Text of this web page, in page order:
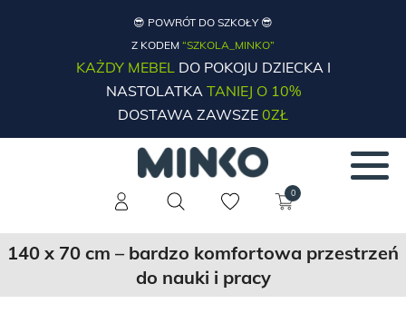
😎 POWRÓT DO SZKOŁY 😎
Z KODEM “SZKOLA_MINKO”
KAŻDY MEBELDO POKOJU DZIECKA I
NASTOLATKATANIEJ O 10%
DOSTAWA ZAWSZE 0ZŁ
0
140 x 70 cm – bardzo komfortowa przestrzeń
do nauki i pracy